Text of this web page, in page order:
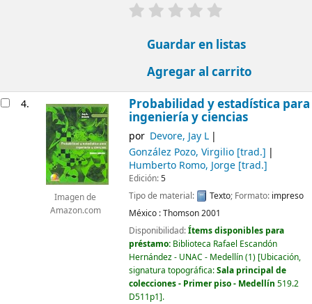
valoración
Guardar en listas
Agregar al carrito
4.
Imagen de
Amazon.com
Probabilidad y estadística para
ingeniería y ciencias
por Devore, Jay L
González Pozo, Virgilio[trad.]
Humberto Romo, Jorge[trad.]
Edición:5
Tipo de material:
Texto; Formato: impreso
México :Thomson2001
Disponibilidad:Ítems disponibles para
préstamo: Biblioteca Rafael Escandón
Hernández - UNAC - Medellín(1) Ubicación,
signatura topográfica:Sala principal de
colecciones - Primer piso - Medellín 519.2
D511p1 .